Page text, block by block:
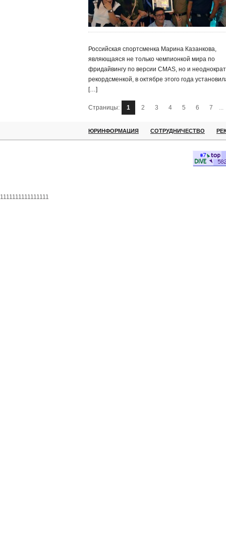
Российская спортсменка Марина Казанкова,
являющаяся не только чемпионкой мира по
фридайвингу по версии CMAS, но и
рекордсменкой, в октябре этого года
[…]
Страницы: 1 2 3 4 5 6 7 ...
ЮРИНФОРМАЦИЯ СОТРУДНИЧЕСТВО
1111111111111111